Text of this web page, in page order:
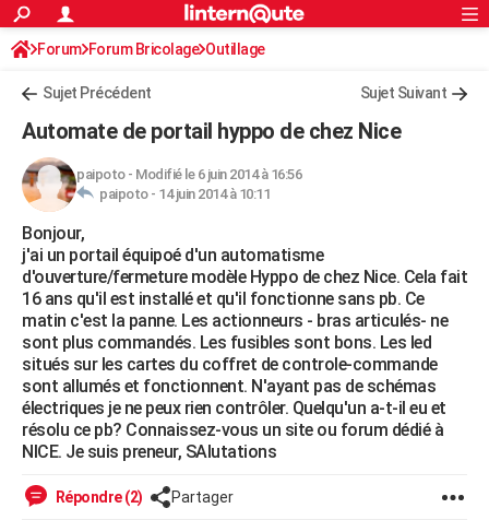
ACTUALITÉS
Politique
Société
Faits Divers
Education
Monde
Villes
+
FINANCE
Retraite
Impôts
Epargne
Immobilier
Risques naturels par ville
Banque
Assurance
Crédit
AUTO
Essais
Réserver un essai
Citadines
Berlines
SUV
Forum auto
+HIGH-TECH
Mobiles
Meilleur smartphone
Internet
Ordinateurs
Jeux vidéo
Guide high-tech
+BRICOLAGE
Forum
Aménagement intérieur
Extérieur
Cuisine
Salle de bains
Jardinage
Rangement
WEEK-END
Guides de France
Escapades
Patrimoine
Expositions
Musées
Week-end nature
LIFESTYLE
Art de vivre
Bien-être
Loisirs
ModeModes de vie
SANTE
Destinations
City break
Voyage nature
Voyage de noces
Forum
Climat
S'inscrire
Connexion
Forum Forum Bricolage Outillage
Sujet Précédent Sujet Suivant
Automate de portail hyppo de chez Nice
paipoto- Modifié le 6 juin 2014 à 16:56
paipoto - 14 juin 2014 à 10:11
Bonjour,
j'ai un portail équipoé d'un automatisme
d'ouverture/fermeture modèle Hyppo de chez Nice. Cela fait
16 ans qu'il est installé et qu'il fonctionne sans pb. Ce
matin c'est la panne. Les actionneurs - bras articulés- ne
sont plus commandés. Les fusibles sont bons. Les led
situés sur les cartes du coffret de controle-commande
sont allumés et fonctionnent. N'ayant pas de schémas
électriques je ne peux rien contrôler. Quelqu'un a-t-il eu et
résolu ce pb? Connaissez-vous un site ou forum dédié à
NICE. Je suis preneur, SAlutations
Répondre (2) Partager